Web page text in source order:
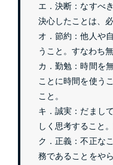
エ．決断：なすべ
決心したことは、
オ．節約：他人や
うこと。すなわち
カ．勤勉：時間を
ことに時間を使う
こと。
キ．誠実：だまし
しく思考すること
ク．正義：不正な
務であることをや